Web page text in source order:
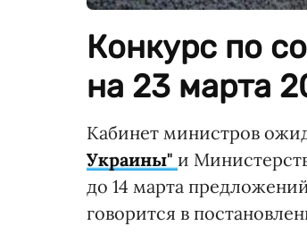
Конкурс по
на 23 марта
Кабинет министров
Украины" и
до 14 марта
говорится в